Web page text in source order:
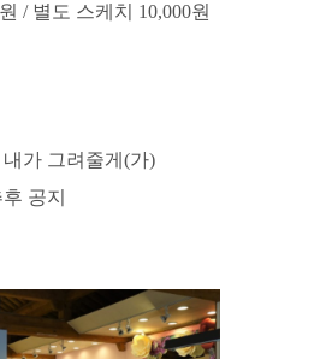
원 / 별도 스케치 10,000원
내가 그려줄게 (가)
공지